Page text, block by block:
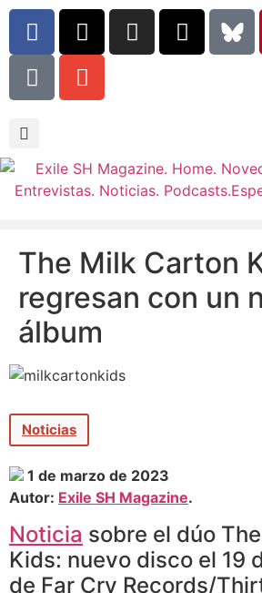
The Milk Carton
regresan con un
álbum
Noticias
1 de marzo de 2023
Autor: Exile SH Magazine.
Noticia sobre el dúo
Kids: nuevo disco el 19
de Far Cry Records/